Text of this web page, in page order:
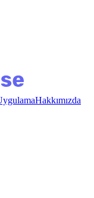
Hakkımızda